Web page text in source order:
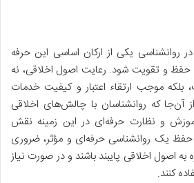
روانشناسی یکی از ارکان اساسی این حرفه
حفظ و تقویت شود. رعایت اصول اخلاقی، نه
بلکه موجب ارتقاء اعتبار و کیفیت خدمات
آن‌جا که روانشناسان با چالش‌های اخلاقی
و نظارت حرفه‌ای در این زمینه نقش
حفظ یک روانشناسی حرفه‌ای و مؤثر، ضروری
اصول اخلاقی پایبند باشند و در صورت نیاز
کنند.